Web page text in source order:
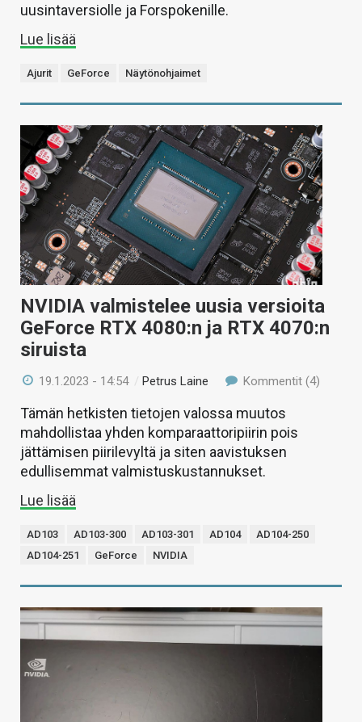
uusintaversiolle ja Forspokenille.
Lue lisää
Ajurit GeForce Näytönohjaimet
NVIDIA valmistelee uusia versioita
GeForce RTX 4080:n ja RTX 4070:n
siruista
19.1.2023 - 14:54 /Petrus Laine Kommentit (4)
Tämän hetkisten tietojen valossa muutos
mahdollistaa yhden komparaattoripiirin pois
jättämisen piirilevyltä ja siten aavistuksen
edullisemmat valmistuskustannukset.
Lue lisää
AD103 AD103-300 AD103-301 AD104
AD104-250
AD104-251
GeForce NVIDIA